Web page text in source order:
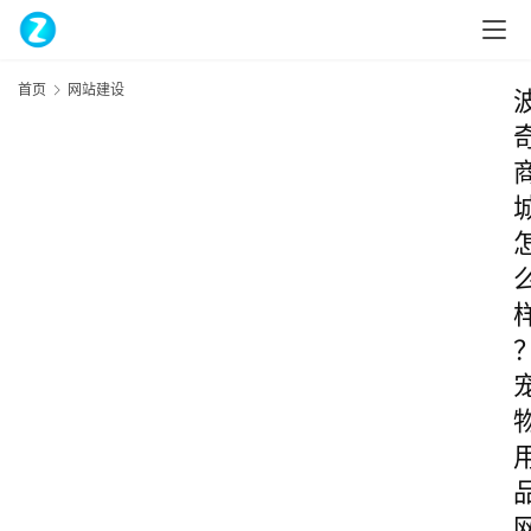
首页 网站建设